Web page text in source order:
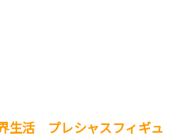
生活 プレシャスフィギュ